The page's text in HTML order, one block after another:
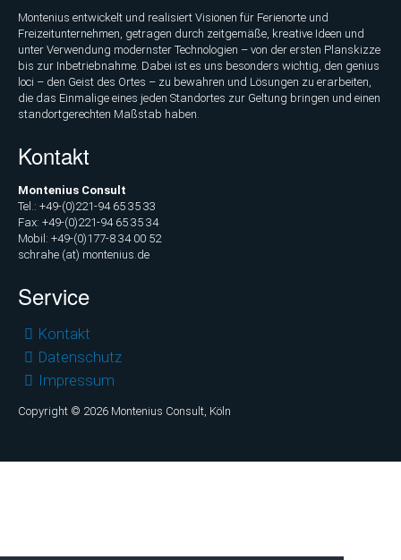
Montenius entwickelt und realisiert Visionen für Ferienorte und
Freizeitunternehmen, getragen durch zeitgemäße, kreative Ideen und
unter Verwendung modernster Technologien – von der ersten Planskizze
bis zur Inbetriebnahme. Dabei ist es uns besonders wichtig, den genius
loci – den Geist des Ortes – zu bewahren und Lösungen zu erarbeiten,
die das Einmalige eines jeden Standortes zur Geltung bringen und einen
standortgerechten Maßstab haben.
Kontakt
Montenius Consult
Tel.: +49-(0)221-94 65 35 33
Fax: +49-(0)221-94 65 35 34
Mobil: +49-(0)177-8 34 00 52
schrahe (at) montenius.de
Service
Navigation
überspringen
Kontakt
Datenschutz
Impressum
Copyright © 2026 Montenius Consult, Köln